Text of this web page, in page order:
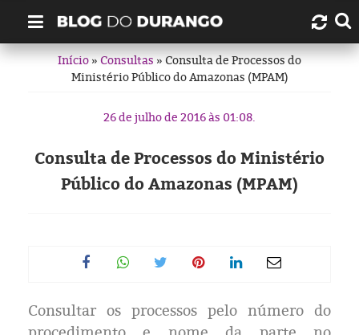
Quem é Durango Duarte?
Links úteis
Contato
Artigos
História
Início»Consultas» Consulta de Processos do
Ministério Público do Amazonas (MPAM)
26 de julho de 2016 às 01:08.
Consulta de Processos do Ministério
Público do Amazonas (MPAM)
Consultar os processos pelo número do